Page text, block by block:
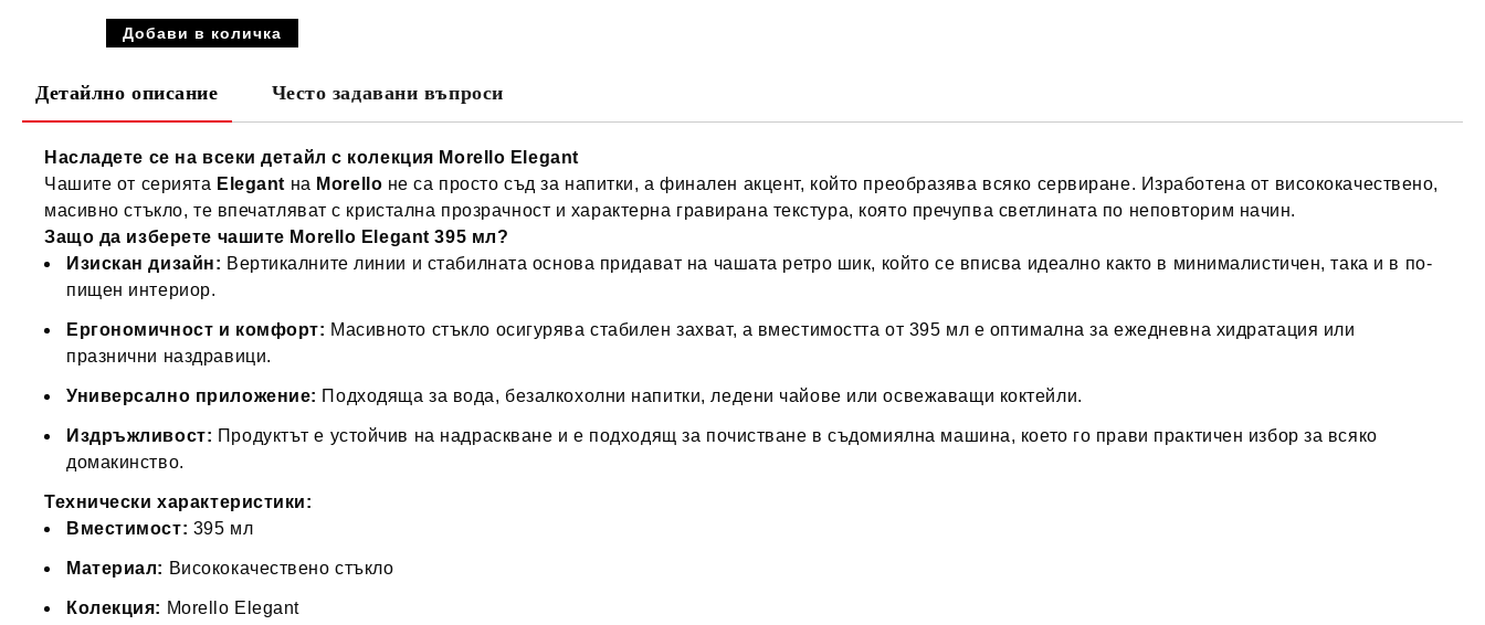
Детайлно описание Често задавани въпроси
Насладете се на всеки детайл с колекция Morello Elegant
Чашите от серията Elegant на Morello не са просто съд за напитки, а финален акцент, който преобразява всяко сервиране. Изработена от висококачествено,
масивно стъкло, те впечатляват с кристална прозрачност и характерна гравирана текстура, която пречупва светлината по неповторим начин.
Защо да изберете чашите Morello Elegant 395 мл?
Изискан дизайн: Вертикалните линии и стабилната основа придават на чашата ретро шик, който се вписва идеално както в минималистичен, така и в по-
пищен интериор.
Ергономичност и комфорт: Масивното стъкло осигурява стабилен захват, а вместимостта от 395 мл е оптимална за ежедневна хидратация или
празнични наздравици.
Универсално приложение: Подходяща за вода, безалкохолни напитки, ледени чайове или освежаващи коктейли.
Издръжливост: Продуктът е устойчив на надраскване и е подходящ за почистване в съдомиялна машина, което го прави практичен избор за всяко
домакинство.
Технически характеристики:
Вместимост: 395 мл
Материал: Висококачествено стъкло
Колекция: Morello Elegant